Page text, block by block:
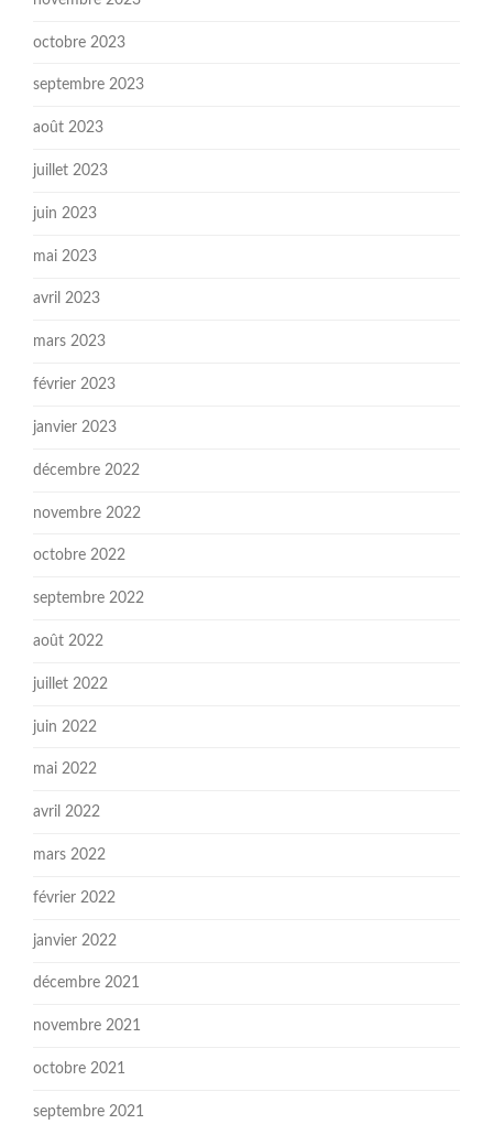
octobre 2023
septembre 2023
août 2023
juillet 2023
juin 2023
mai 2023
avril 2023
mars 2023
février 2023
janvier 2023
décembre 2022
novembre 2022
octobre 2022
septembre 2022
août 2022
juillet 2022
juin 2022
mai 2022
avril 2022
mars 2022
février 2022
janvier 2022
décembre 2021
novembre 2021
octobre 2021
septembre 2021